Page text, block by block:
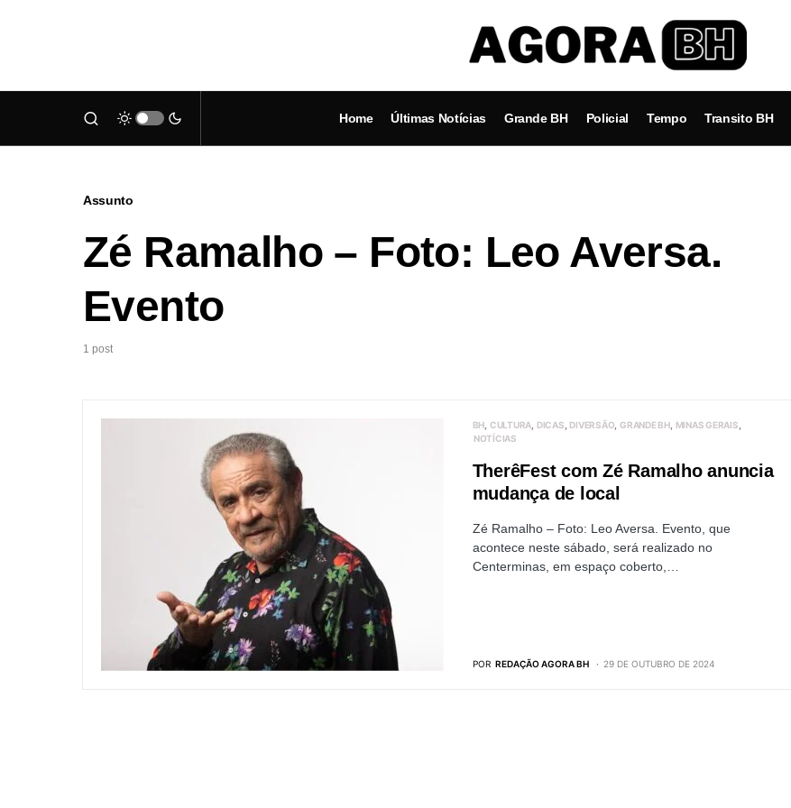
Home Últimas Notícias Grande BH Policial Tempo Transito BH
Assunto
Zé Ramalho – Foto: Leo Aversa.
Evento
1 post
BH CULTURA DICAS DIVERSÃO GRANDE BH
MINAS GERAIS
NOTÍCIAS
TherêFest com Zé Ramalho anuncia
mudança de local
Zé Ramalho – Foto: Leo Aversa. Evento, que
acontece neste sábado, será realizado no
Centerminas, em espaço coberto,…
POR REDAÇÃO AGORA BH 29 DE OUTUBRO DE 2024